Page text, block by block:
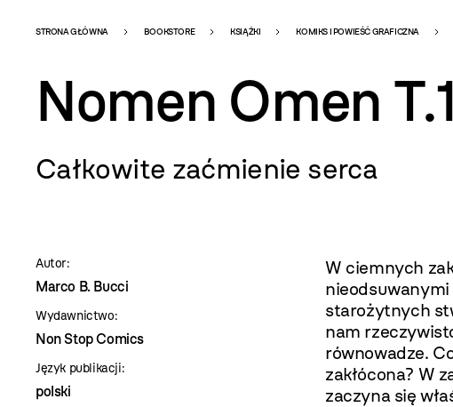
Bookstore
-
szablon
szczegóły
STRONA GŁÓWNA BOOKSTORE KSIĄŻKI KOMIKS I POWIEŚĆ GRAFICZNA
Nomen Omen T.1
Całkowite zaćmienie serca
Autor:
Marco B. Bucci
Wydawnictwo:
Non Stop Comics
Język publikacji:
polski
W ciemnych
starożytnych
nam
równowadze.
zakłócona? W
zaczyna się